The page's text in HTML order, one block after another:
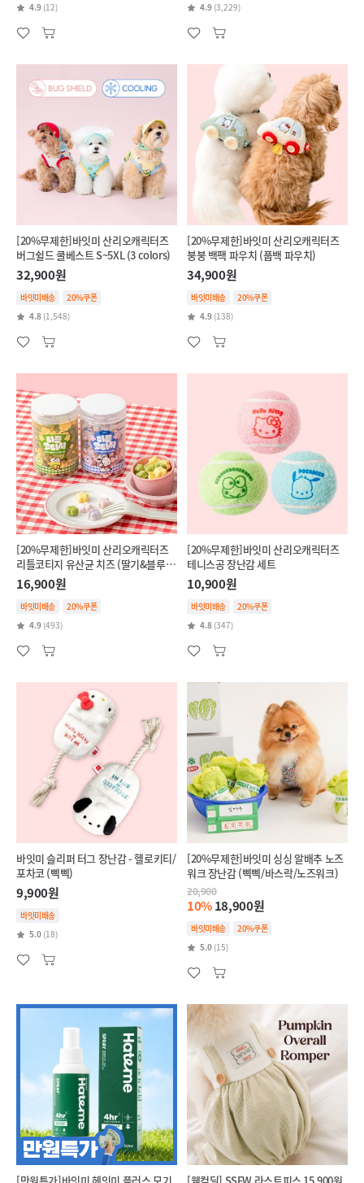
4.9 (12)
4.9 (3,229)
[20%무제한]바잇미 산리오캐릭터즈
버그쉴드 쿨베스트 S~5XL (3 colors)
32,900원
바잇미배송
20%쿠폰
4.8 (1,548)
[20%무제한]바잇미 산리오캐릭터즈
붕붕 백팩 파우치 (풉백 파우치)
34,900원
바잇미배송
20%쿠폰
4.9 (138)
[20%무제한]바잇미 산리오캐릭터즈
리틀코티지 유산균 치즈 (딸기&블루베
리/단호박&브로콜리)
16,900원
바잇미배송
20%쿠폰
4.9 (493)
[20%무제한]바잇미 산리오캐릭터즈
테니스공 장난감 세트
10,900원
바잇미배송
20%쿠폰
4.8 (347)
바잇미 슬리퍼 터그 장난감 - 헬로키티/
포차코 (삑삑)
9,900원
바잇미배송
5.0 (18)
[20%무제한]바잇미 싱싱 알배추 노즈
워크 장난감 (삑삑/바스락/노즈워크)
20,900
10%18,900원
바잇미배송
20%쿠폰
5.0 (15)